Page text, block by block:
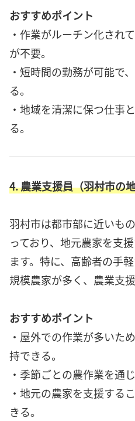
おすすめポイント
・作業がルーチン化され
が不要。
・短時間の勤務が可能で
る。
・地域を清潔に保つ仕事
る。
4. 農業支援員（羽村市の
羽村市は都市部に近いも
っており、地元農家を支
ます。特に、高齢者の手
規模農家が多く、農業支
おすすめポイント
・屋外での作業が多いた
持できる。
・季節ごとの農作業を通
・地元の農家を支援する
きる。